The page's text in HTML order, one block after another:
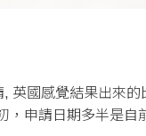
英國感覺結果出來
申請日期多半是